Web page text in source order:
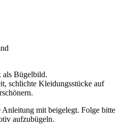
als Bügelbild.
schlichte Kleidungsstücke auf
mit beigelegt. Folge bitte
aufzubügeln.